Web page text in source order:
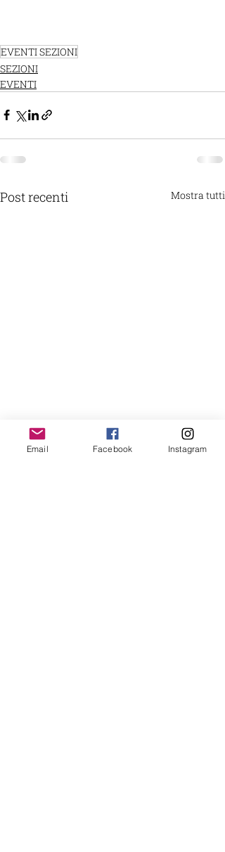
EVENTI SEZIONI
SEZIONI
EVENTI
Post recenti Mostra tutti
Email Facebook Instagram